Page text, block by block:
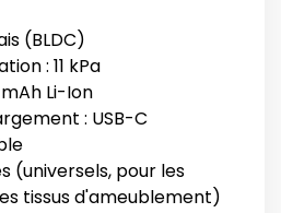
(BLDC)
: 11 kPa
Li-Ion
: USB-C
(universels, pour les
tissus d'ameublement)